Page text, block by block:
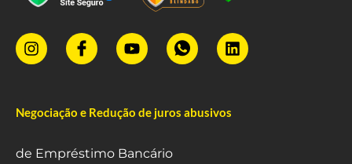
Negociação e Redução de juros abusivos
de Empréstimo Bancário